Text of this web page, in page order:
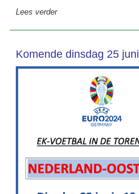
Lees verder
Komende dinsdag 25 juni